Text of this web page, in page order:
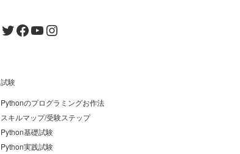
Twitter
Facebook
YouTube
Instagram
試験
Pythonのプログラミングお作法
スキルマップ/受験ステップ
Python基礎試験
Python実践試験